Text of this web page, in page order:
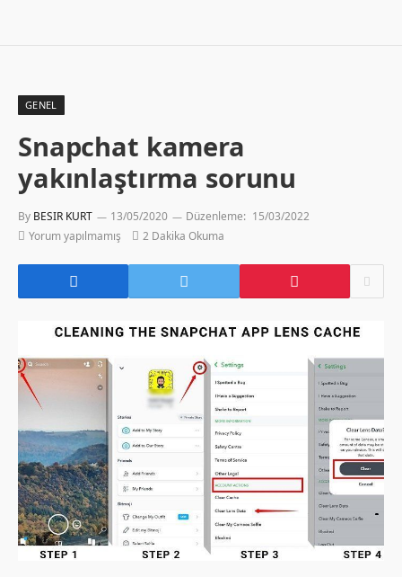
GENEL
Snapchat kamera
yakınlaştırma sorunu
By BESIR KURT 13/05/2020 Düzenleme: 15/03/2022
Yorum yapılmamış
2 Dakika Okuma